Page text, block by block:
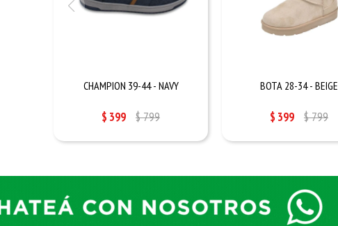
CHAMPION 39-44 - NAVY
$ 399 $799
BOTA 28-34 - BEIGE
$ 399 $799